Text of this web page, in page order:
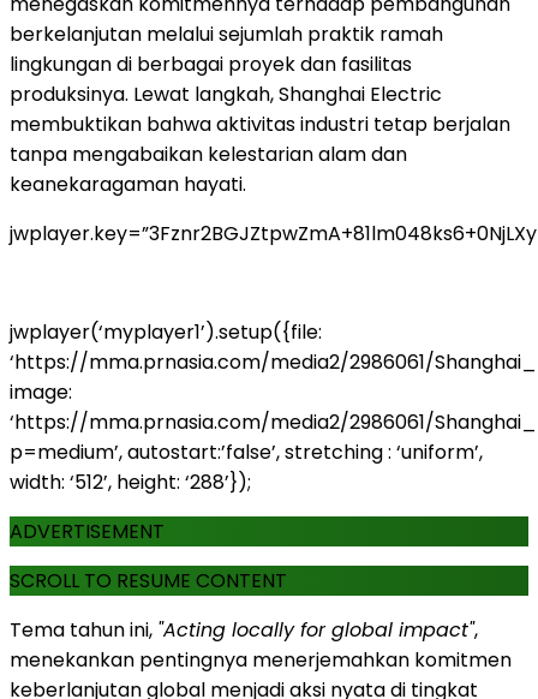
berkelanjutan melalui sejumlah praktik ramah
lingkungan di berbagai proyek dan fasilitas
produksinya. Lewat langkah, Shanghai Electric
membuktikan bahwa aktivitas industri tetap berjalan
tanpa mengabaikan kelestarian alam dan
keanekaragaman hayati.
jwplayer(‘myplayer1’).setup({file:
‘https://mma.prnasia.com/media2/2986061/
image:
‘https://mma.prnasia.com/media2/2986061/
p=medium’, autostart:’false’, stretching : ‘uniform’,
width: ‘512’, height: ‘288’});
ADVERTISEMENT
SCROLL TO RESUME CONTENT
Tema tahun ini, "Acting locally for global impact",
menekankan pentingnya menerjemahkan komitmen
keberlanjutan global menjadi aksi nyata di tingkat